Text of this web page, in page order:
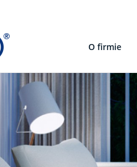
O firmie